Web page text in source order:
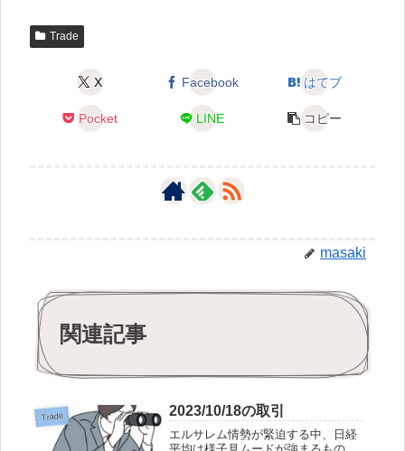
Trade
X Facebook はてブ
Pocket LINE コピー
masaki
関連記事
Trade 2023/10/18の取引
エルサレム情勢が緊迫する中、日経